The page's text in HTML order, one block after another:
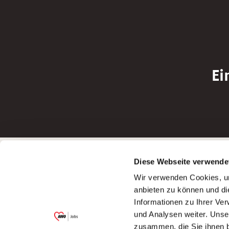
Diese Webseite
Wir verwenden Cookies,
anbieten zu können und
Informationen zu Ihrer
und Analysen weiter.
zusammen, die Sie ihnen
Garitz Bewirtschaftungsbetriebe GmbH
(Ein Tochterunternehmen des AWO
Bezirksverbandes Unterfranken e.V.)